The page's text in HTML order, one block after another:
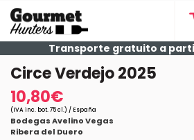
Transporte gratuito a
Circe Verdejo 2025
10,80€
(IVA inc. bot. 75 cl.) / España
Bodegas Avelino Vegas
Ribera del Duero